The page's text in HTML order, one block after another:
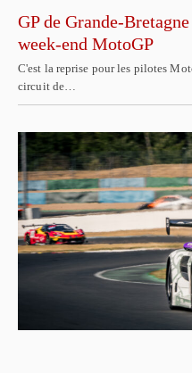
GP de Grande-
week-end MotoGP
C'est la reprise pour les pilotes
circuit de…